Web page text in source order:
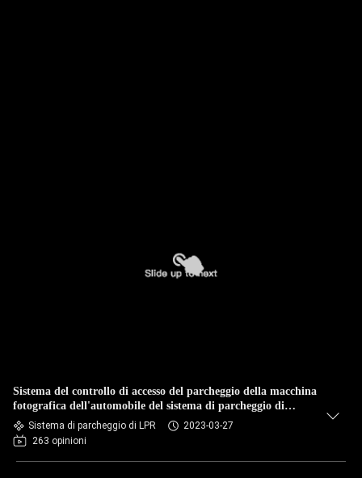
Sistema del controllo di accesso del parcheggio della macchina
fotografica dell'automobile del sistema di parcheggio di
ANPR LPR
Sistema di parcheggio di LPR
2023-03-27
263 opinioni